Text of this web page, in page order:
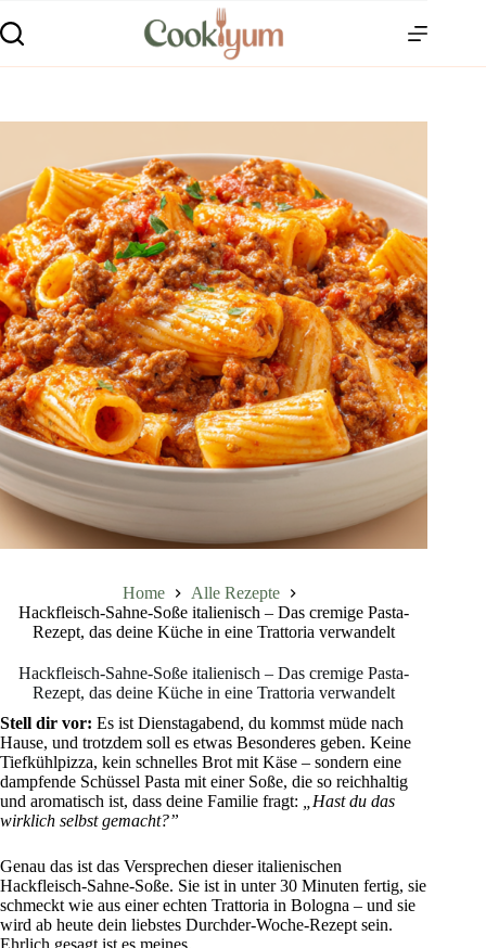
Home
Alle Rezepte
Hackfleisch-Sahne-Soße italienisch – Das cremige Pasta-
Rezept, das deine Küche in eine Trattoria verwandelt
Hackfleisch-Sahne-Soße italienisch – Das cremige Pasta-
Rezept, das deine Küche in eine Trattoria verwandelt
Stell dir vor: Es ist Dienstagabend, du kommst müde nach
Hause, und trotzdem soll es etwas Besonderes geben. Keine
Tiefkühlpizza, kein schnelles Brot mit Käse – sondern eine
dampfende Schüssel Pasta mit einer Soße, die so reichhaltig
und aromatisch ist, dass deine Familie fragt:
„Hast du das
wirklich selbst gemacht?”
Genau das ist das Versprechen dieser italienischen
Hackfleisch-Sahne-Soße. Sie ist in unter 30 Minuten fertig, sie
schmeckt wie aus einer echten Trattoria in Bologna – und sie
wird ab heute dein liebstes Durchder-Woche-Rezept sein.
Ehrlich gesagt ist es meines.